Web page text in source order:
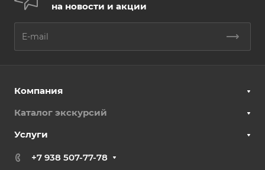
на новости и акции
Компания
Каталог экскурсий
Услуги
+7 938 507-77-78